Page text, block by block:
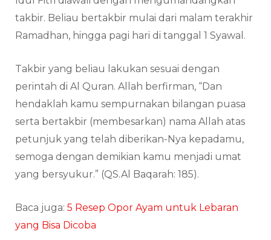
takbir. Beliau bertakbir mulai dari malam terakhir
Ramadhan, hingga pagi hari di tanggal 1 Syawal.
Takbir yang beliau lakukan sesuai dengan
perintah di Al Quran. Allah berfirman, “Dan
hendaklah kamu sempurnakan bilangan puasa
serta bertakbir (membesarkan) nama Allah atas
petunjuk yang telah diberikan-Nya kepadamu,
semoga dengan demikian kamu menjadi umat
yang bersyukur.” (QS.Al Baqarah: 185).
Baca juga: 5 Resep Opor Ayam untuk Lebaran
yang Bisa Dicoba